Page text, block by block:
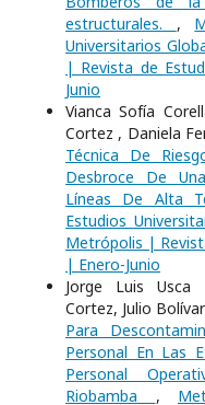
estructurales. ,
Universitarios
| Revista de
Junio
Vianca Sofía
Cortez , Daniela
Técnica De
Desbroce De
Líneas De Alta
Estudios
Metrópolis |
| Enero-Junio
Jorge Luis Usca
Cortez, Julio
Para
Personal En Las
Personal
Riobamba ,